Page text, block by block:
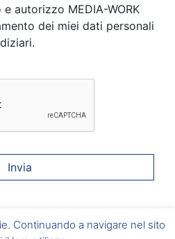
autorizzo MEDIA-WORK
dei miei dati personali
6 – Foligno(PG) Via A. Vici, 20
5 –Marsciano(PG) Via
Continuando a navigare nel sito